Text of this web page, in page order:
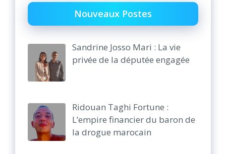
Nouveaux Postes
Sandrine Josso Mari : La vie
privée de la députée engagée
Ridouan Taghi Fortune :
L’empire financier du baron de
la drogue marocain